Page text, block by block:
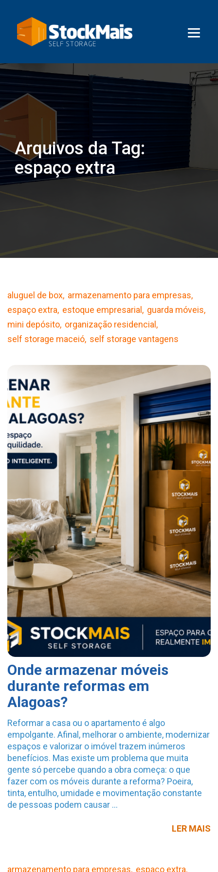
Arquivos da Tag:
espaço extra
aluguel de box armazenamento para empresas
espaço extra estoque empresarial
guarda móveis
mini depósito organização residencial
self storage maceió self storage vantagens
Onde armazenar móveis
durante reformas em
Alagoas?
Reformar a casa ou o apartamento é algo
empolgante. Afinal, melhorar o ambiente, modernizar
espaços e valorizar o imóvel trazem inúmeros
benefícios. Mas existe um problema que muita
gente só percebe quando a obra começa: o que
fazer com os móveis durante a reforma? Poeira,
tinta, entulho, umidade e movimentação constante
de pessoas podem causar …
LER MAIS
armazenamento para empresas espaço extra